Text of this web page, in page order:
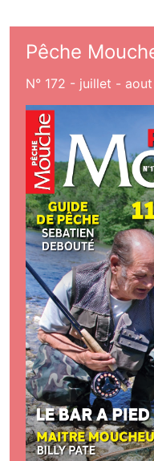
Pêche
N° 172 - juillet -